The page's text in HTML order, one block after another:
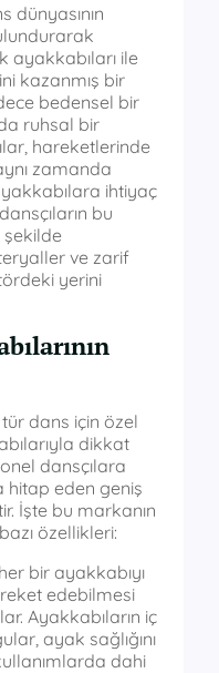
dünyasının
ayakkabıları ile
kazanmış bir
bedensel bir
ruhsal bir
hareketlerinde
zamanda
ihtiyaç
bu
şekilde
ve zarif
yerini
dans için özel
dikkat
dansçılara
hitap eden geniş
İşte bu markanın
özellikleri:
bir ayakkabıyı
edebilmesi
Ayakkabıların iç
ayak sağlığını
dahi